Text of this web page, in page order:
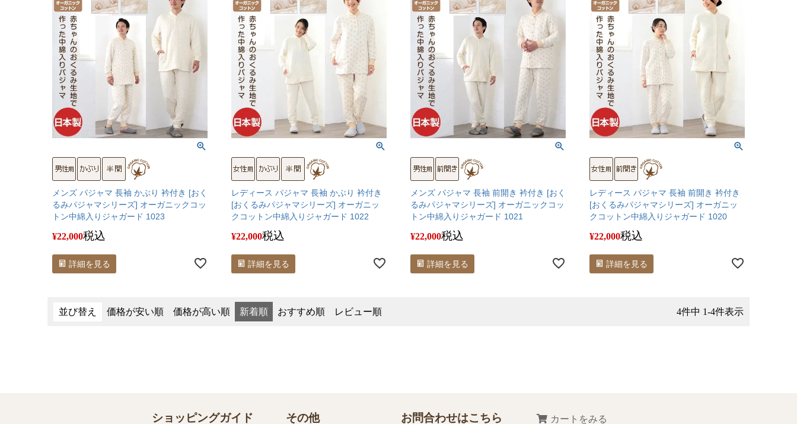
メンズ パジャマ 長袖 かぶり 衿付き [おく
るみパジャマシリーズ] オーガニックコッ
トン中綿入りジャガード 1023
¥22,000税込
詳細を見る
レディース パジャマ 長袖 かぶり 衿付き
[おくるみパジャマシリーズ] オーガニッ
クコットン中綿入りジャガード 1022
¥22,000税込
詳細を見る
メンズ パジャマ 長袖 前開き 衿付き [おく
るみパジャマシリーズ] オーガニックコッ
トン中綿入りジャガード 1021
¥22,000税込
詳細を見る
レディース パジャマ 長袖 前開き 衿付き
[おくるみパジャマシリーズ] オーガニッ
クコットン中綿入りジャガード 1020
¥22,000税込
詳細を見る
並び替え 価格が安い順 価格が高い順 新着順 おすすめ順 レビュー順 4件中 1-4件表示
ショッピングガイド その他 お問合わせはこちら カートをみる